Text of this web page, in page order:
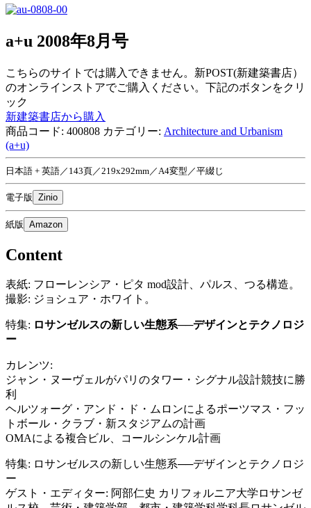
a+u 2008年8月号
こちらのサイトでは購入できません。新POST(新建築書店）
のオンラインストアでご購入ください。下記のボタンをクリ
ック
新建築書店から購入
商品コード: 400808 カテゴリー: Architecture and Urbanism
(a+u)
日本語 + 英語／143頁／219x292mm／A4変型／平綴じ
電子版 Zinio
紙版 Amazon
Content
表紙: フローレンシア・ピタ mod設計、パルス、つる構造。
撮影: ジョシュア・ホワイト。
特集: ロサンゼルスの新しい生態系──デザインとテクノロジ
ー
カレンツ:
ジャン・ヌーヴェルがパリのタワー・シグナル設計競技に勝
利
ヘルツォーグ・アンド・ド・ムロンによるポーツマス・フッ
トボール・クラブ・新スタジアムの計画
OMAによる複合ビル、コールシンケル計画
特集: ロサンゼルスの新しい生態系──デザインとテクノロジ
ー
ゲスト・エディター: 阿部仁史 カリフォルニア大学ロサンゼ